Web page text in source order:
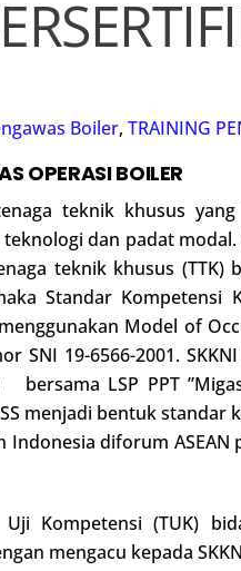
Boiler, TRAINING
OPERASI BOILER
teknik khusus
dan padat
teknik khusus
Standar Kompetensi
Model of
SNI 19-6566-2001.
LSP PPT
menjadi bentuk
Indonesia diforum
Uji Kompetensi (TUK)
mengacu kepada